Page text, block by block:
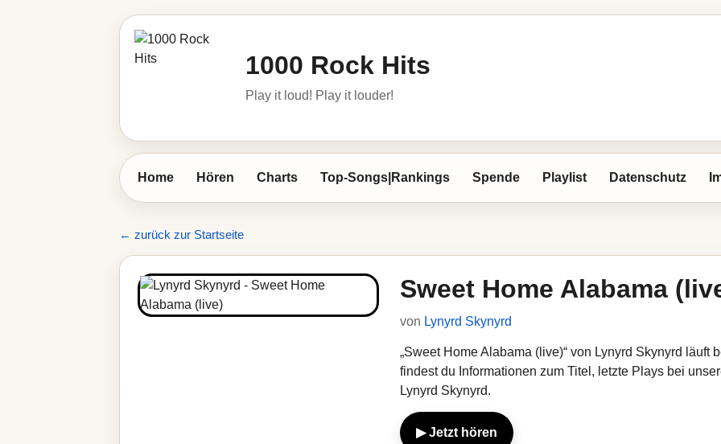
1000 Rock Hits
Play it loud! Play it louder!
Home Hören Charts Top-Songs|Rankings Spende Playlist Datenschutz
← zurück zur Startseite
Sweet Home Alabama
von Lynyrd Skynyrd
„Sweet Home Alabama (live)“ von Lynyrd Skynyrd läuft
findest du Informationen zum Titel, letzte Plays bei
Lynyrd Skynyrd.
▶ Jetzt hören